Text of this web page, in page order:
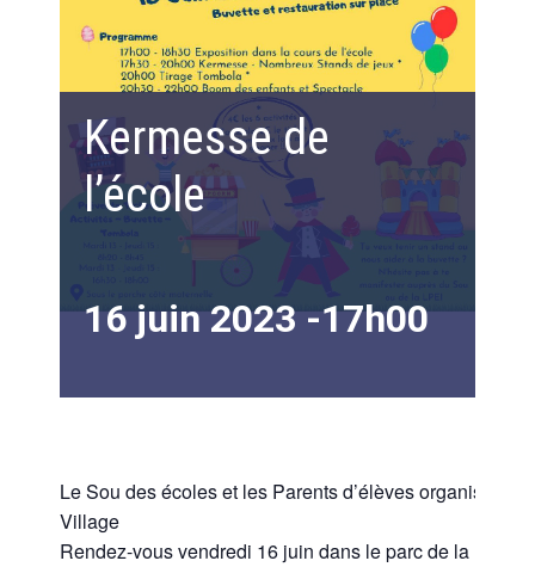
Kermesse de
l’école
16 juin 2023 -17h00
Le Sou des écoles et les Parents d’élèves organisent
Village
Rendez-vous vendredi 16 juin dans le parc de la Mairie